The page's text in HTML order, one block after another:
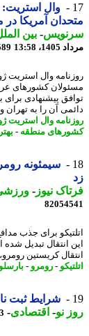
وال استریت:
آمریکا در
-بین الملل-
13:58
وال استریت
کشورهای عربی
پیشنهادی برای
آن را به تهران
وال استریت
منطقه-بهترین
سیمئونه رومرو
نیوز-ورزشی-40 دقیقه پیش -
برای جذب مدافع
انتقال تبدیل شده
کریستین رومرو،
-رومرو-بارسلونا-
شرایط ثبت نام
نو- اقتصادی-43 دقیقه پیش - یکشنبه 18 مرداد 1405، 13:47